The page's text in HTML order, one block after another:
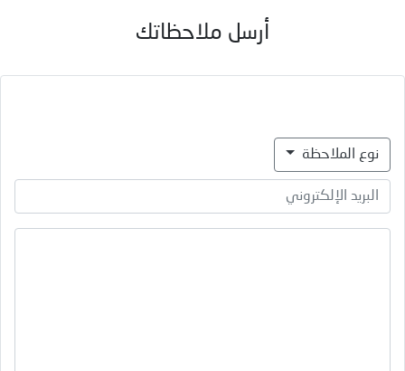
أرسل ملاحظاتك
نوع الملاحظة